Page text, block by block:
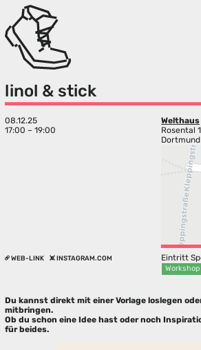
linol & stick
08.12.25
17:00 – 19:00
Welthaus
Rosental 1
Dortmund
WEB-LINK INSTAGRAM.COM Eintritt
Workshop
Du kannst direkt mit einer Vorlage loslegen
mitbringen.
Ob du schon eine Idee hast oder noch
für beides.